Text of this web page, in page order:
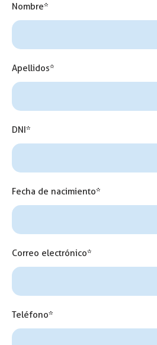
Nombre*
Apellidos*
DNI*
Fecha de nacimiento*
Correo electrónico*
Teléfono*